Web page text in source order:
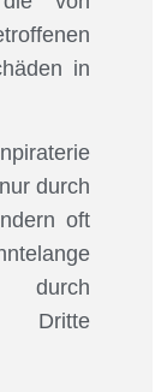
in
durch
oft
durch
Dritte